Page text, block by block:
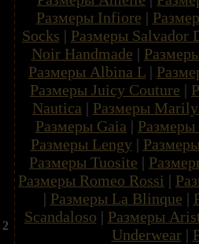
2
Размеры Infiore |
Socks | Размеры Salvador
Noir Handmade |
Размеры Albina L |
Размеры Juicy Couture |
Nautica | Размеры
Размеры Gaia |
Размеры Lengy|
Размеры Tuosite |
Размеры Romeo Rossi |
| Размеры La Blinque |
Scandaloso | Размеры
Underwear|